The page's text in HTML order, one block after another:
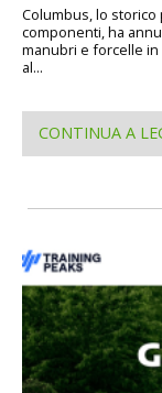
Columbus, lo
componenti, ha
manubri e forcelle
al...
CONTINUA A